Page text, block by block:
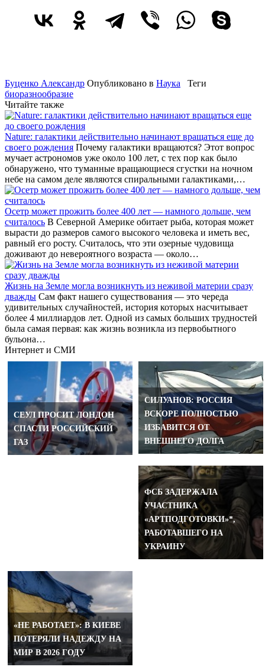
Буценко Александр Опубликовано в Наука Теги
биоразнообразие
Читайте также
Nature: галактики действительно начинают вращаться еще до
своего рождения Почему галактики вращаются? Этот вопрос
мучает астрономов уже около 100 лет, с тех пор как было
обнаружено, что туманные вращающиеся сгустки на ночном
небе на самом деле являются спиральными галактиками,…
Осетр может прожить более 400 лет — намного дольше, чем
считалось В Северной Америке обитает рыба, которая может
вырасти до размеров самого высокого человека и иметь вес,
равный его росту. Считалось, что эти озерные чудовища
доживают до невероятного возраста — около…
Жизнь на Земле могла возникнуть из неживой материи сразу
дважды Сам факт нашего существования — это череда
удивительных случайностей, история которых насчитывает
более 4 миллиардов лет. Одной из самых больших трудностей
была самая первая: как жизнь возникла из первобытного
бульона…
Интернет и СМИ
СЕУЛ ПРОСИТ ЛОНДОН
СПАСТИ РОССИЙСКИЙ
ГАЗ
СИЛУАНОВ: РОССИЯ
ВСКОРЕ ПОЛНОСТЬЮ
ИЗБАВИТСЯ ОТ
ВНЕШНЕГО ДОЛГА
ФСБ ЗАДЕРЖАЛА
УЧАСТНИКА
«АРТПОДГОТОВКИ»*,
РАБОТАВШЕГО НА
УКРАИНУ
«НЕ РАБОТАЕТ»: В КИЕВЕ
ПОТЕРЯЛИ НАДЕЖДУ НА
МИР В 2026 ГОДУ